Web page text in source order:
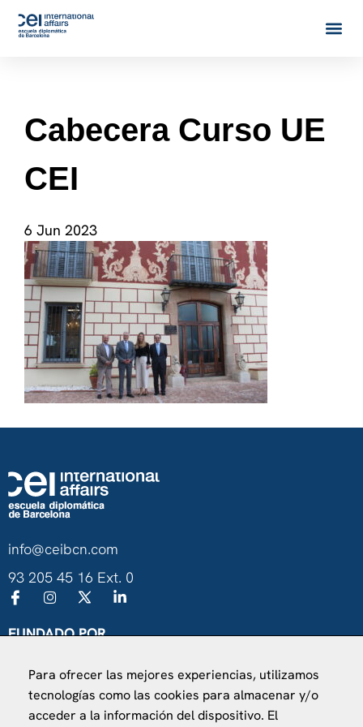
Cabecera Curso UE
CEI
6 Jun 2023
info@ceibcn.com
93 205 45 16 Ext. 0
FUNDADO POR
Ministerio de Asuntos Exteriores, UE y Cooperación
Fundación "la Caixa"
Para ofrecer las mejores experiencias, utilizamos
tecnologías como las cookies para almacenar y/o
acceder a la información del dispositivo. El